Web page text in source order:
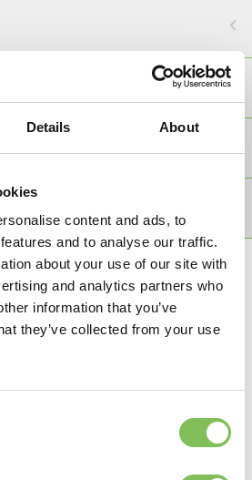
Details About
content and ads, to
and to analyse our traffic.
about your use of our site with
and analytics partners who
information that you’ve
they’ve collected from your use
huren